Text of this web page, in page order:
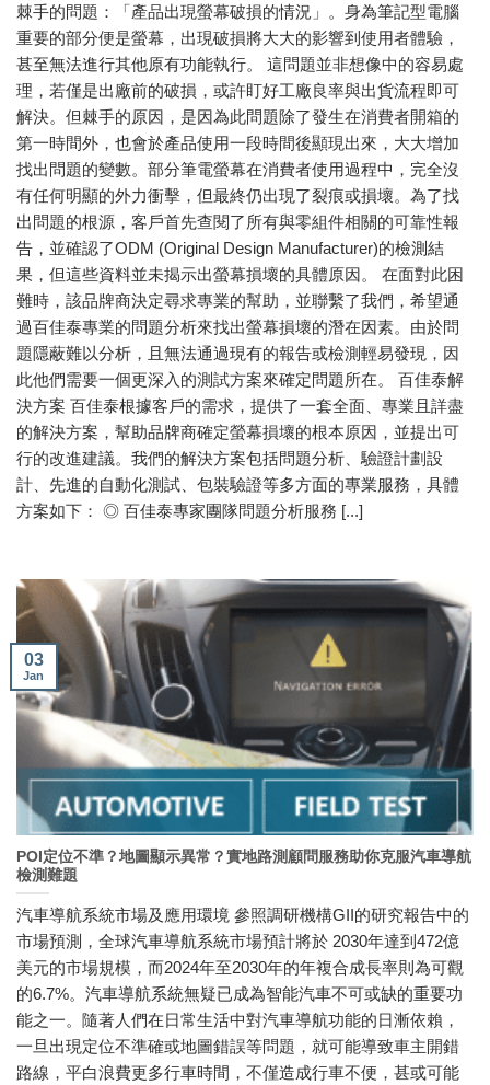
棘手的問題：「產品出現螢幕破損的情況」。身為筆記型電腦
重要的部分便是螢幕，出現破損將大大的影響到使用者體驗，
甚至無法進行其他原有功能執行。 這問題並非想像中的容易處
理，若僅是出廠前的破損，或許盯好工廠良率與出貨流程即可
解決。但棘手的原因，是因為此問題除了發生在消費者開箱的
第一時間外，也會於產品使用一段時間後顯現出來，大大增加
找出問題的變數。部分筆電螢幕在消費者使用過程中，完全沒
有任何明顯的外力衝擊，但最終仍出現了裂痕或損壞。為了找
出問題的根源，客戶首先查閱了所有與零組件相關的可靠性報
告，並確認了ODM (Original Design Manufacturer)的檢測結
果，但這些資料並未揭示出螢幕損壞的具體原因。 在面對此困
難時，該品牌商決定尋求專業的幫助，並聯繫了我們，希望通
過百佳泰專業的問題分析來找出螢幕損壞的潛在因素。由於問
題隱蔽難以分析，且無法通過現有的報告或檢測輕易發現，因
此他們需要一個更深入的測試方案來確定問題所在。 百佳泰解
決方案 百佳泰根據客戶的需求，提供了一套全面、專業且詳盡
的解決方案，幫助品牌商確定螢幕損壞的根本原因，並提出可
行的改進建議。我們的解決方案包括問題分析、驗證計劃設
計、先進的自動化測試、包裝驗證等多方面的專業服務，具體
方案如下： ◎ 百佳泰專家團隊問題分析服務 [...]
POI定位不準？地圖顯示異常？實地路測顧問服務助你克服汽車導航
檢測難題
汽車導航系統市場及應用環境 參照調研機構GII的研究報告中的
市場預測，全球汽車導航系統市場預計將於 2030年達到472億
美元的市場規模，而2024年至2030年的年複合成長率則為可觀
的6.7%。汽車導航系統無疑已成為智能汽車不可或缺的重要功
能之一。隨著人們在日常生活中對汽車導航功能的日漸依賴，
一旦出現定位不準確或地圖錯誤等問題，就可能導致車主開錯
路線，平白浪費更多行車時間，不僅造成行車不便，甚或可能
03
Jan